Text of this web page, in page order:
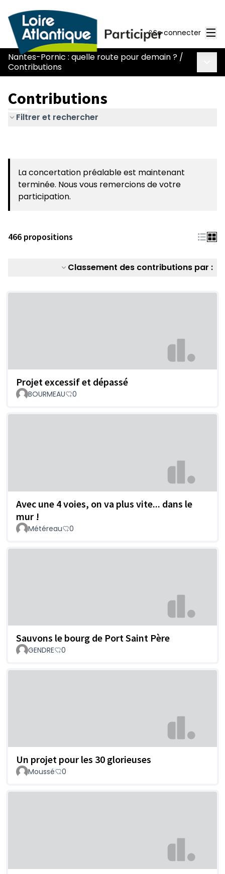
Se connecter
Nantes-Pornic : quelle route pour demain ? /
Contributions
Contributions
Filtrer et rechercher
La concertation préalable est maintenant
terminée. Nous vous remercions de votre
participation.
466 propositions
Classement des contributions par :
Projet excessif et dépassé
BOURMEAU 0
Avec une 4 voies, on va plus vite... dans le
mur !
Météreau 0
Sauvons le bourg de Port Saint Père
GENDRE 0
Un projet pour les 30 glorieuses
Moussé 0